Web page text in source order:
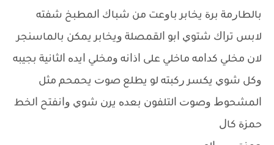
ﺑﺎﻟﻄﺎﺭﻣﺔ ﺑﺮﺓ ﻳﺨﺎﺑﺮ ﺑﺎﻭﻋﺖ ﻣﻦ ﺷﺒﺎﻙ ﺍﻟﻤﻄﺒﺦ ﺷﻔﺘﻪ
ﻻﺑﺲ ﺗﺮﺍﻙ ﺷﺘﻮﻱ ﺍﺑﻮ ﺍﻟﻘﻤﺼﻠﺔ ﻭﻳﺨﺎﺑﺮ ﻳﻤﻜﻦ ﺑﺎﻟﻤﺎﺳﻨﺠﺮ
ﻻﻥ ﻣﺨﻠﻲ ﻛﺪﺍﻣﻪ ﻣﺎﺧﻠﻲ ﻋﻠﻰ ﺍﺫﺍﻧﻪ ﻭﻣﺨﻠﻲ ﺍﻳﺪﻩ ﺍﻟﺜﺎﻧﻴﺔ ﺑﺠﻴﺒﻪ
ﻭﻛﻞ ﺷﻮﻱ ﻳﻜﺴﺮ ﺭﻛﺒﺘﻪ ﻟﻮ ﻳﻄﻠﻊ ﺻﻮﺕ ﻳﺤﻤﺤﻢ ﻣﺜﻞ
ﺍﻟﻤﺸﺤﻮﻁ ﻭﺻﻮﺕ ﺍﻟﺘﻠﻔﻮﻥ ﺑﻌﺪﻩ ﻳﺮﻥ ﺷﻮﻱ ﻭﺍﻧﻔﺘﺢ ﺍﻟﺨﻂ
ﺣﻤﺰﺓ ﻛﺎﻝ